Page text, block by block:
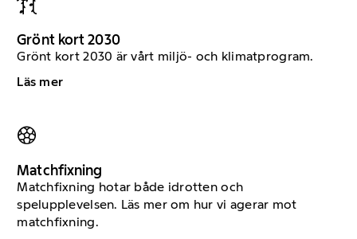
Grönt kort 2030
Grönt kort 2030 är vårt miljö- och klimatprogram.
Läs mer
Matchfixning
Matchfixning hotar både idrotten och
spelupplevelsen. Läs mer om hur vi agerar mot
matchfixning.